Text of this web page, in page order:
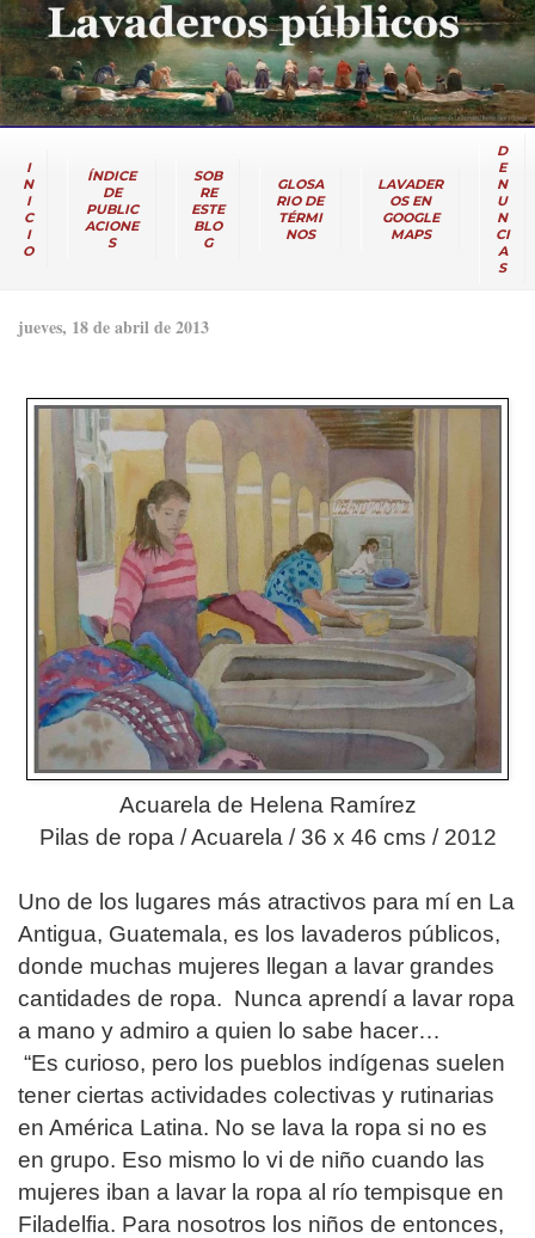
I
N
I
C
I
O
ÍNDICE
DE
PUBLIC
ACIONE
S
SOB
RE
ESTE
BLO
G
GLOSA
RIO DE
TÉRMI
NOS
LAVADER
OS EN
GOOGLE
MAPS
D
E
N
U
N
CI
A
S
jueves, 18 de abril de 2013
Acuarela de Helena Ramírez
Pilas de ropa / Acuarela / 36 x 46 cms / 2012
Uno de los lugares más atractivos para mí en La
Antigua, Guatemala, es los lavaderos públicos,
donde muchas mujeres llegan a lavar grandes
cantidades de ropa. Nunca aprendí a lavar ropa
a mano y admiro a quien lo sabe hacer…
“Es curioso, pero los pueblos indígenas suelen
tener ciertas actividades colectivas y rutinarias
en América Latina. No se lava la ropa si no es
en grupo. Eso mismo lo vi de niño cuando las
mujeres iban a lavar la ropa al río tempisque en
Filadelfia. Para nosotros los niños de entonces,